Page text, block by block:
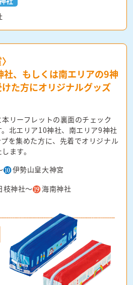
、もしくは南エリアの9神
た方にオリジナルグッズ
リーフレットの裏面のチェック
北エリア10神社、南エリア9神社
を集めた方に、先着でオリジナル
ます。
伊勢山皇大神宮
枝神社～ 海南神社